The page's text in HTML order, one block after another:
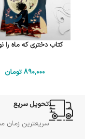
کتاب دختری که ماه را
890٬000تومان
تحویل سریع
سریعترین زمان